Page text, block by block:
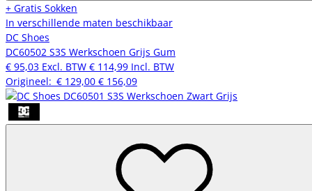
+ Gratis Sokken
In verschillende maten beschikbaar
DC Shoes
DC60502 S3S Werkschoen Grijs Gum
€ 95,03 Excl. BTW € 114,99 Incl. BTW
Origineel: € 129,00 € 156,09